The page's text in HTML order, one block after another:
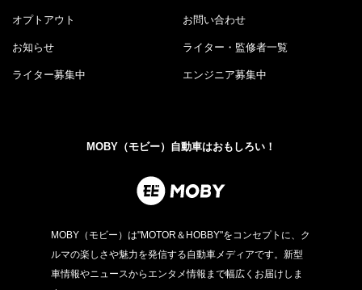
オプトアウト お問い合わせ
お知らせ ライター・監修者一覧
ライター募集中 エンジニア募集中
MOBY（モビー）自動車はおもしろい！
MOBY（モビー）は"MOTOR＆HOBBY"をコンセプトに、ク
ルマの楽しさや魅力を発信する自動車メディアです。新型
車情報やニュースからエンタメ情報まで幅広くお届けしま